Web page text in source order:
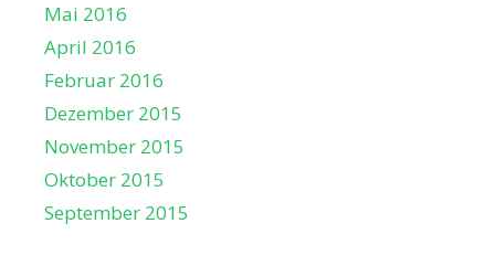
Mai 2016
April 2016
Februar 2016
Dezember 2015
November 2015
Oktober 2015
September 2015